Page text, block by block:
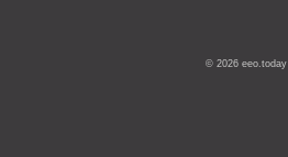
© 2026 eeo.today